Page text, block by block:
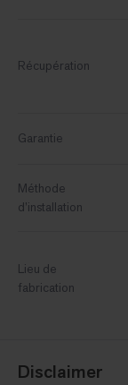
Récupération
Garantie
Méthode
d’installation
Lieu de
fabrication
Disclaimer